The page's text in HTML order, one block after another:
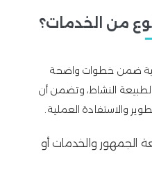
من الخدمات؟
ضمن خطوات واضحة
النشاط، وتضمن أن
والاستفادة العملية.
والخدمات أو